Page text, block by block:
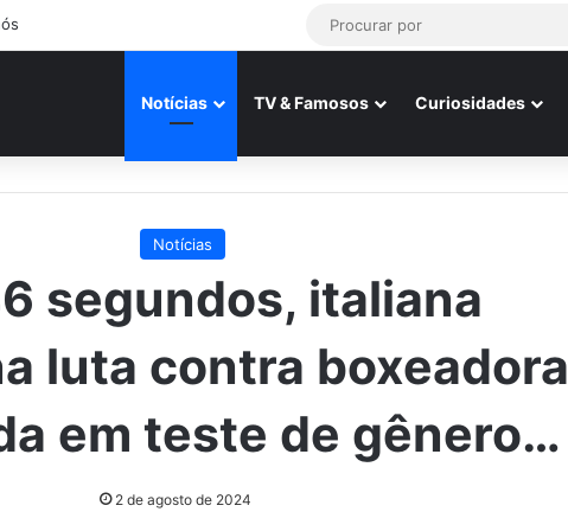
Notícias TV & Famosos Curiosidades
Notícias
segundos, italiana
luta contra boxeadora
em teste de gênero…
2 de agosto de 2024